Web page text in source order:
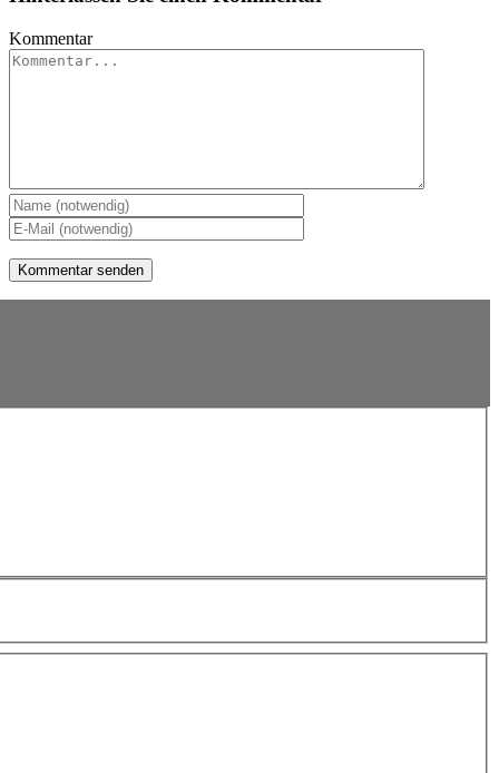
Kommentar